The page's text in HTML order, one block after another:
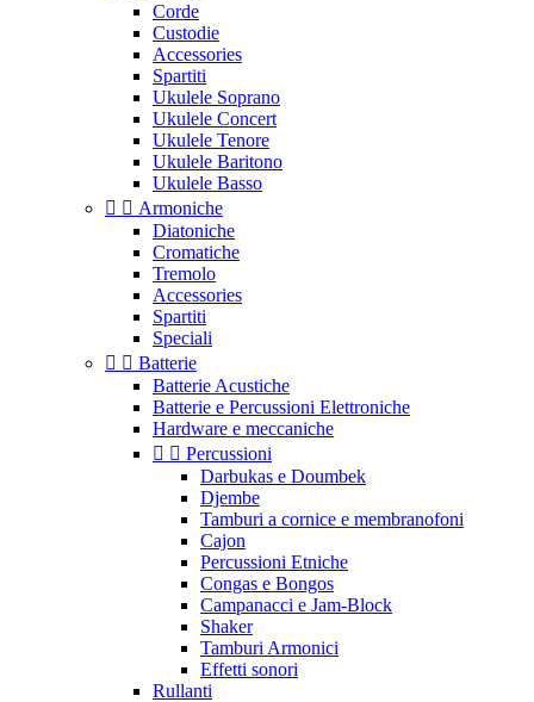
Corde
Custodie
Accessories
Spartiti
Ukulele Soprano
Ukulele Concert
Ukulele Tenore
Ukulele Baritono
Ukulele Basso
  Armoniche
Diatoniche
Cromatiche
Tremolo
Accessories
Spartiti
Speciali
  Batterie
Batterie Acustiche
Batterie e Percussioni Elettroniche
Hardware e meccaniche
  Percussioni
Darbukas e Doumbek
Djembe
Tamburi a cornice e membranofoni
Cajon
Percussioni Etniche
Congas e Bongos
Campanacci e Jam-Block
Shaker
Tamburi Armonici
Effetti sonori
Rullanti